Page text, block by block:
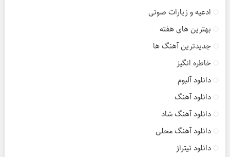
ادعیه و زیارات صوتی
بهترین های هفته
جدیدترین آهنگ ها
خاطره انگیز
دانلود آلبوم
دانلود آهنگ
دانلود آهنگ شاد
دانلود آهنگ محلی
دانلود تیتراژ